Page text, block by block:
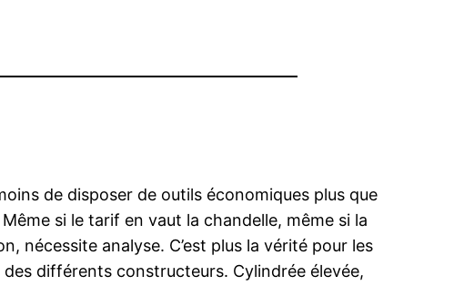
de disposer de outils économiques plus que
si le tarif en vaut la chandelle, même si la
nécessite analyse. C’est plus la vérité pour les
différents constructeurs. Cylindrée élevée,